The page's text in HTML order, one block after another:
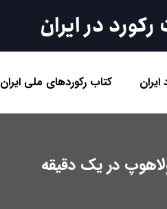
در ایران
ایران کتاب رکوردهای ملی ایران
در یک دقیقه